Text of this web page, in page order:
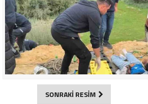
SONRAKİ RESİM